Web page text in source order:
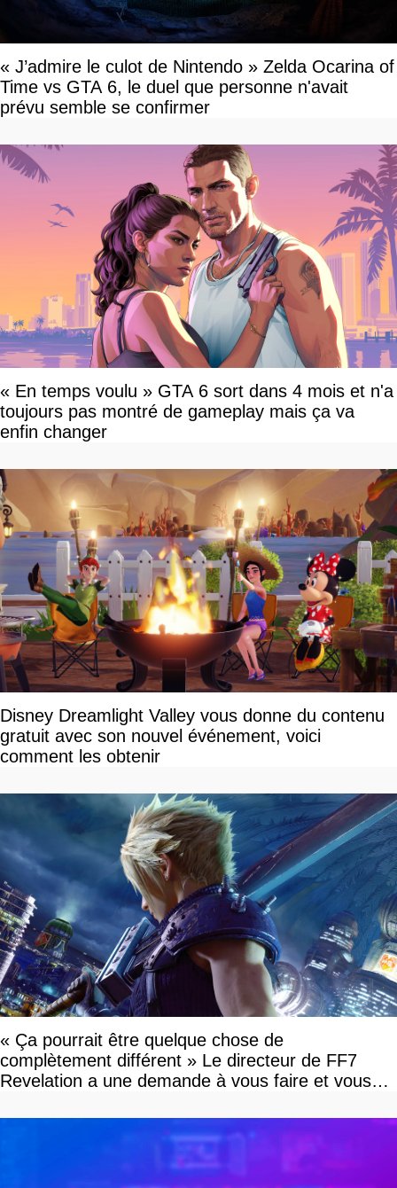
« J’admire le culot de Nintendo » Zelda Ocarina of
Time vs GTA 6, le duel que personne n'avait
prévu semble se confirmer
« En temps voulu » GTA 6 sort dans 4 mois et n'a
toujours pas montré de gameplay mais ça va
enfin changer
Disney Dreamlight Valley vous donne du contenu
gratuit avec son nouvel événement, voici
comment les obtenir
« Ça pourrait être quelque chose de
complètement différent » Le directeur de FF7
Revelation a une demande à vous faire et vous